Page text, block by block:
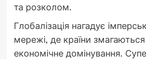
та розколом.
Глобалізація нагадує
мережі, де країни
економічне домінування.